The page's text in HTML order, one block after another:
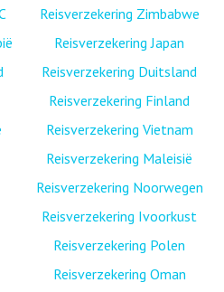
Reisverzekering Zimbabwe
Reisverzekering Japan
Reisverzekering Duitsland
Reisverzekering Finland
Reisverzekering Vietnam
Reisverzekering Maleisië
Reisverzekering Noorwegen
Reisverzekering Ivoorkust
Reisverzekering Polen
Reisverzekering Oman